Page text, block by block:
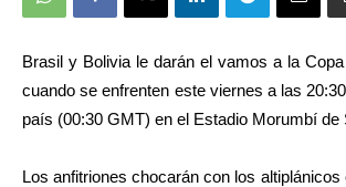
Brasil y Bolivia le darán el vamos a la
cuando se enfrenten este viernes a las
país (00:30 GMT) en el Estadio Morumbí de
Los anfitriones chocarán con los altiplánicos